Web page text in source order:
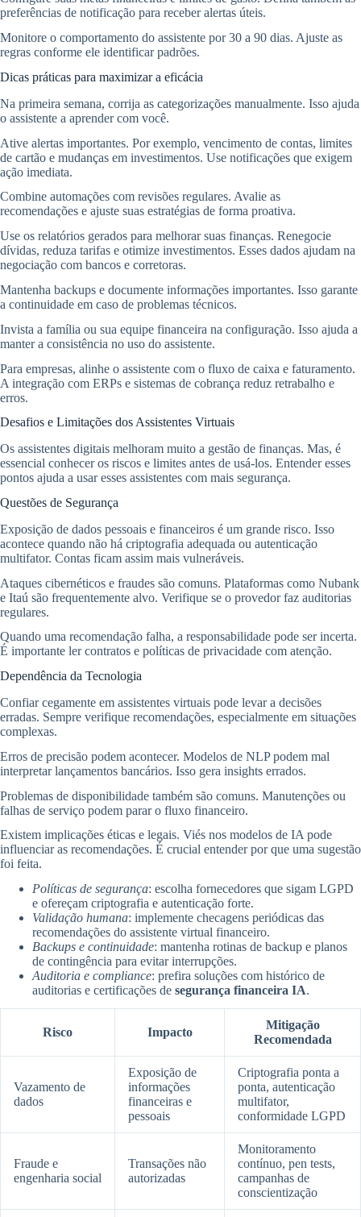
preferências de notificação para receber alertas úteis.
Monitore o comportamento do assistente por 30 a 90 dias. Ajuste as
regras conforme ele identificar padrões.
Dicas práticas para maximizar a eficácia
Na primeira semana, corrija as categorizações manualmente. Isso ajuda
o assistente a aprender com você.
Ative alertas importantes. Por exemplo, vencimento de contas, limites
de cartão e mudanças em investimentos. Use notificações que exigem
ação imediata.
Combine automações com revisões regulares. Avalie as
recomendações e ajuste suas estratégias de forma proativa.
Use os relatórios gerados para melhorar suas finanças. Renegocie
dívidas, reduza tarifas e otimize investimentos. Esses dados ajudam na
negociação com bancos e corretoras.
Mantenha backups e documente informações importantes. Isso garante
a continuidade em caso de problemas técnicos.
Invista a família ou sua equipe financeira na configuração. Isso ajuda a
manter a consistência no uso do assistente.
Para empresas, alinhe o assistente com o fluxo de caixa e faturamento.
A integração com ERPs e sistemas de cobrança reduz retrabalho e
erros.
Desafios e Limitações dos Assistentes Virtuais
Os assistentes digitais melhoram muito a gestão de finanças. Mas, é
essencial conhecer os riscos e limites antes de usá-los. Entender esses
pontos ajuda a usar esses assistentes com mais segurança.
Questões de Segurança
Exposição de dados pessoais e financeiros é um grande risco. Isso
acontece quando não há criptografia adequada ou autenticação
multifator. Contas ficam assim mais vulneráveis.
Ataques cibernéticos e fraudes são comuns. Plataformas como Nubank
e Itaú são frequentemente alvo. Verifique se o provedor faz auditorias
regulares.
Quando uma recomendação falha, a responsabilidade pode ser incerta.
É importante ler contratos e políticas de privacidade com atenção.
Dependência da Tecnologia
Confiar cegamente em assistentes virtuais pode levar a decisões
erradas. Sempre verifique recomendações, especialmente em situações
complexas.
Erros de precisão podem acontecer. Modelos de NLP podem mal
interpretar lançamentos bancários. Isso gera insights errados.
Problemas de disponibilidade também são comuns. Manutenções ou
falhas de serviço podem parar o fluxo financeiro.
Existem implicações éticas e legais. Viés nos modelos de IA pode
influenciar as recomendações. É crucial entender por que uma sugestão
foi feita.
Políticas de segurança: escolha fornecedores que sigam LGPD
e ofereçam criptografia e autenticação forte.
Validação humana: implemente checagens periódicas das
recomendações do assistente virtual financeiro.
Backups e continuidade: mantenha rotinas de backup e planos
de contingência para evitar interrupções.
Auditoria e compliance: prefira soluções com histórico de
auditorias e certificações de segurança financeira IA.
Risco Impacto
Mitigação
Recomendada
Vazamento de
dados
Exposição de
informações
financeiras e
pessoais
Criptografia ponta a
ponta, autenticação
multifator,
conformidade LGPD
Fraude e
engenharia social
Transações não
autorizadas
Monitoramento
contínuo, pen tests,
campanhas de
conscientização